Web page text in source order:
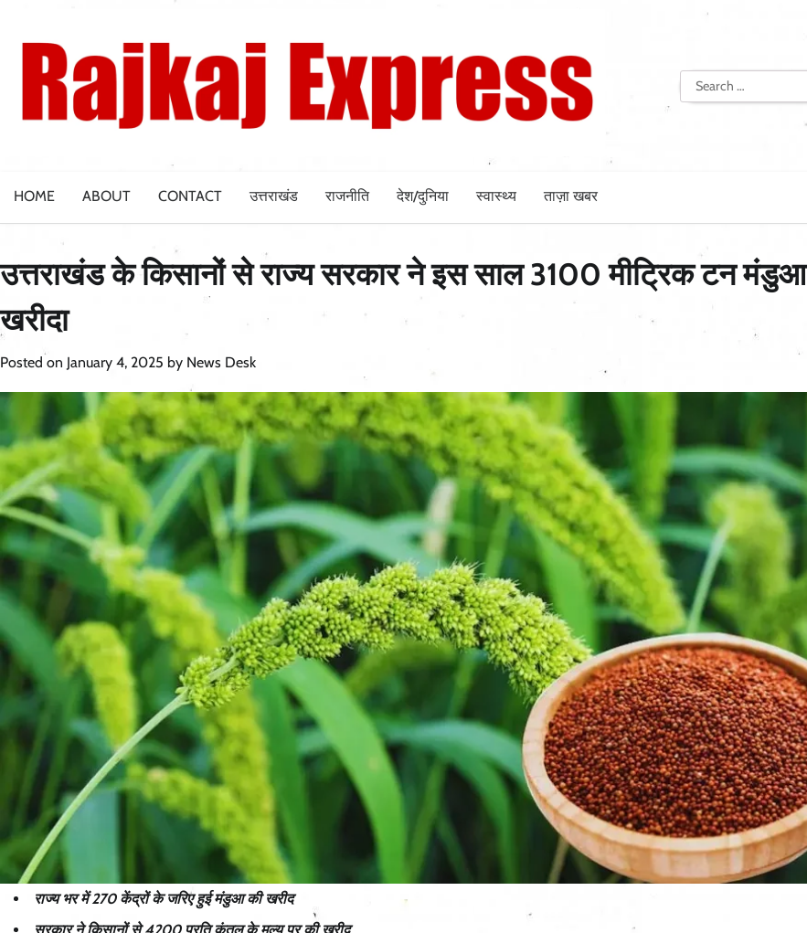
content
Search
for:
HOME ABOUT CONTACT उत्तराखंड राजनीति देश/दुनिया स्वास्थ्य ताज़ा खबर
उत्तराखंड के किसानों से राज्य सरकार ने इस साल 3100 मीट्रिक टन मंडुआ
खरीदा
Posted on January 4, 2025 by News Desk
राज्य भर में 270 केंद्रों के जरिए हुई मंडुआ की खरीद
सरकार ने किसानों से 4200 प्रति कुंतल के मूल्य पर की खरीद